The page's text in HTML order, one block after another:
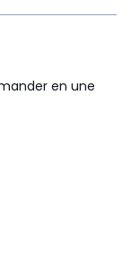
en une